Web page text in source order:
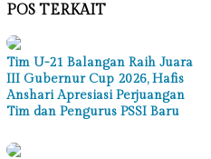
POS TERKAIT
Tim U-21 Balangan Raih Juara
III Gubernur Cup 2026, Hafis
Anshari Apresiasi Perjuangan
Tim dan Pengurus PSSI Baru